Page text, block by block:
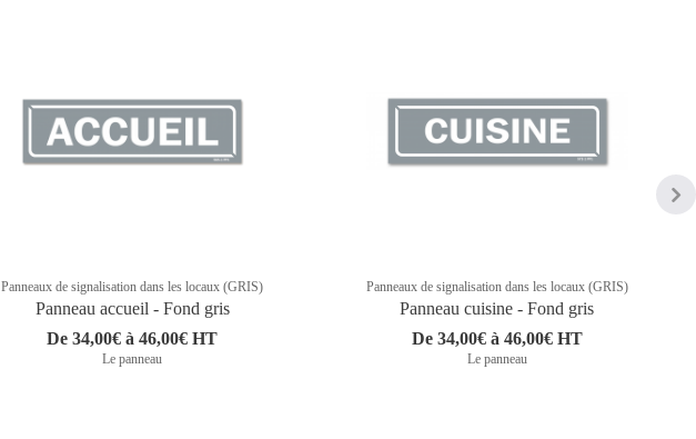
Panneaux de signalisation dans les locaux (GRIS)
Panneau accueil - Fond gris
De 34,00€ à 46,00€ HT
Le panneau
Panneaux de signalisation dans les locaux (GRIS)
Panneau cuisine - Fond gris
De 34,00€ à 46,00€ HT
Le panneau